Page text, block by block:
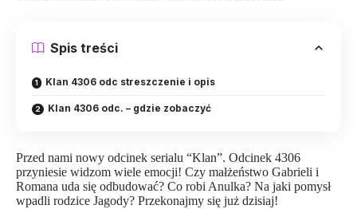
Spis treści
Klan 4306 odc streszczenie i opis
Klan 4306 odc. – gdzie zobaczyć
Przed nami nowy odcinek serialu “Klan”. Odcinek 4306
przyniesie widzom wiele emocji! Czy małżeństwo Gabrieli i
Romana uda się odbudować? Co robi Anulka? Na jaki pomysł
wpadli rodzice Jagody? Przekonajmy się już dzisiaj!